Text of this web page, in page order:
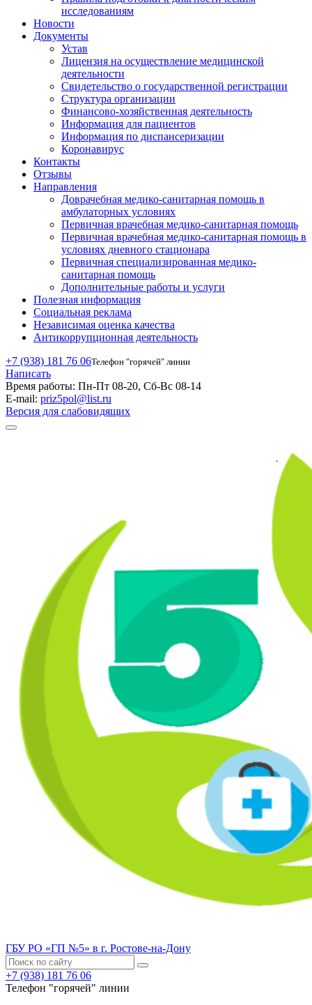
исследованиям
Новости
Документы
Устав
Лицензия на осуществление медицинской
деятельности
Свидетельство о государственной регистрации
Структура организации
Финансово-хозяйственная деятельность
Информация для пациентов
Информация по диспансеризации
Коронавирус
Контакты
Отзывы
Направления
Доврачебная медико-санитарная помощь в
амбулаторных условиях
Первичная врачебная медико-санитарная помощь
Первичная врачебная медико-санитарная помощь в
условиях дневного стационара
Первичная специализированная медико-
санитарная помощь
Дополнительные работы и услуги
Полезная информация
Социальная реклама
Независимая оценка качества
Антикоррупционная деятельность
+7 (938) 181 76 06Телефон "горячей" линии
Написать
Время работы: Пн-Пт 08-20, Сб-Вс 08-14
E-mail: priz5pol@list.ru
Версия для слабовидящих
ГБУ РО «ГП №5» в г. Ростове-на-Дону
+7 (938) 181 76 06
Телефон "горячей" линии